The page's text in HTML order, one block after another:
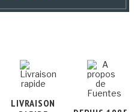
LIVRAISON